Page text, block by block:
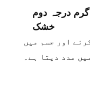
گرم درجہ دوم
خشک
اور جسم میں
مدد دیتا ہے۔